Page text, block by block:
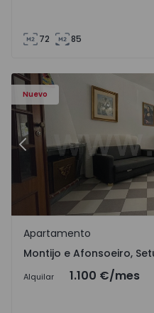
72 85
Nuevo
- 1
Apartamento T2 Montijo,
Anterior
Montijo e Afonsoeiro,
Apartamento
Montijo e Afonsoeiro,
Alquilar 1.100 €/mes